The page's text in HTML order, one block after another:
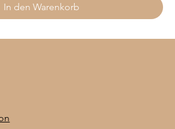
In den Warenkorb